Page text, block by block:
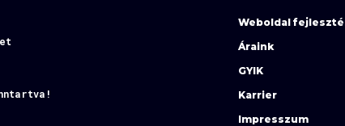
Weboldal
Áraink
GYIK
Karrier
Impresszum